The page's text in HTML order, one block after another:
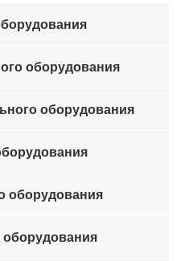
оборудования
оборудования
оборудования
оборудования